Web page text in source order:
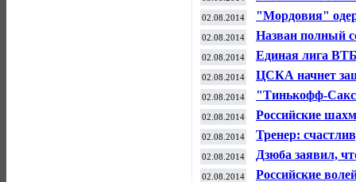
м раунде
02.08.2014
"Мордовия"
м туре РФПЛ
02.08.2014
Назван полный
видам спорта
02.08.2014
Единая лига
ждет ответа -
02.08.2014
ЦСКА начнет
матчем с
02.08.2014
"Тинькофф-
велогонщиками
02.08.2014
Российские
Всемирной
02.08.2014
Тренер:
может
02.08.2014
Дзюба заявил,
является
02.08.2014
Российские